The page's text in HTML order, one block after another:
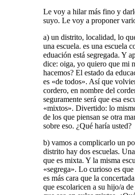
Le voy a hilar más fino y
suyo. Le voy a proponer
a) un distrito, localidad, lo
una escuela. es una escuela
eduación está segregada. Y
dice: oiga, yo quiero que mi
hacemos? El estado da
es «de todos». Así que
cordero, en nombre del
seguramente será que esa
«mixtos». Divertido: lo
de los que piensan se otra
sobre eso. ¿Qué haría usted?
b) vamos a complicarlo un
distrito hay dos escuelas.
que es mixta. Y la misma
«segrega». Lo curioso es
es más cara que la
que escolaricen a su hijo/a